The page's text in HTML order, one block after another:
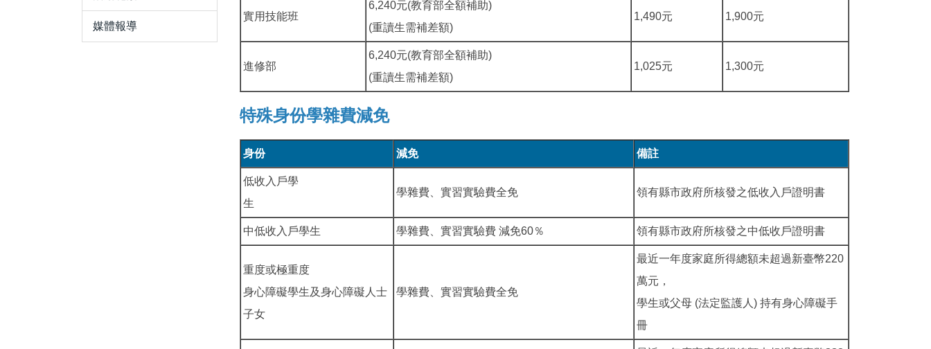
媒體報導
實用技能班
6,240元(教育部全額補助)
(重讀生需補差額)
1,490元 1,900元
進修部
6,240元(教育部全額補助)
(重讀生需補差額)
1,025元 1,300元
特殊身份學雜費減免
身份 減免 備註
低收入戶學
生
學雜費、實習實驗費全免 領有縣市政府所核發之低收入戶證明書
中低收入戶學生 學雜費、實習實驗費 減免60％ 領有縣市政府所核發之中低收戶證明書
重度或極重度
身心障礙學生及身心障礙人士
子女
學雜費、實習實驗費全免
最近一年度家庭所得總額未超過新臺幣220
萬元，
學生或父母 (法定監護人) 持有身心障礙手
冊